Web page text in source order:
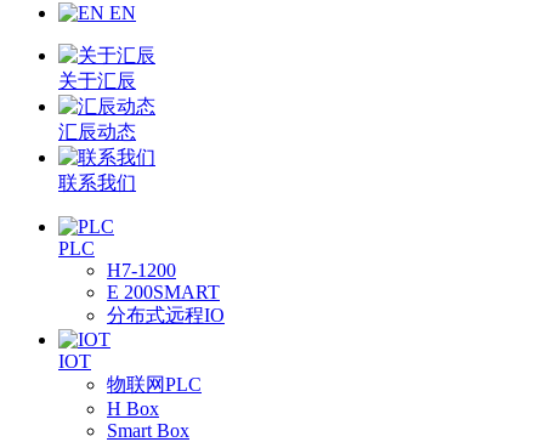
EN
关于汇辰
汇辰动态
联系我们
PLC
H7-1200
E 200SMART
分布式远程IO
IOT
物联网PLC
H Box
Smart Box